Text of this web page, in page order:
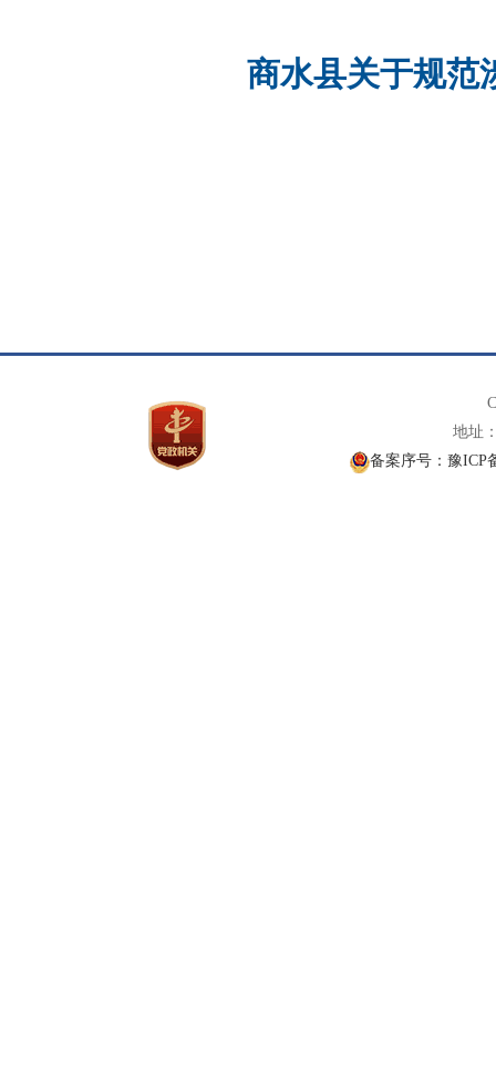
商水县关于规范
地址
备案序号：豫ICP